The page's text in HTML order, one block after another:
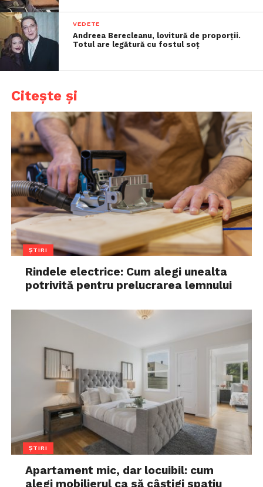
VEDETE
Andreea Berecleanu, lovitură de proporții.
Totul are legătură cu fostul soț
Citește și
ȘTIRI
Rindele electrice: Cum alegi unealta
potrivită pentru prelucrarea lemnului
ȘTIRI
Apartament mic, dar locuibil: cum
alegi mobilierul ca să câștigi spațiu